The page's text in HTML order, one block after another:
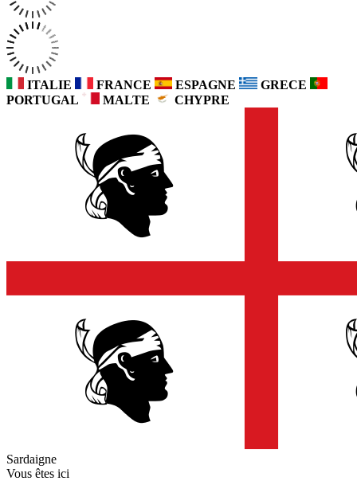
ITALIE FRANCE ESPAGNE
GRECE
PORTUGAL
MALTE CHYPRE
Sardaigne
Vous êtes ici